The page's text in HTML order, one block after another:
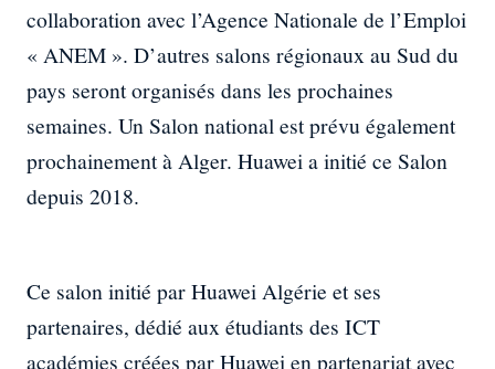
collaboration avec l’Agence Nationale de l’Emploi
« ANEM ». D’autres salons régionaux au Sud du
pays seront organisés dans les prochaines
semaines. Un Salon national est prévu également
prochainement à Alger. Huawei a initié ce Salon
depuis 2018.
Ce salon initié par Huawei Algérie et ses
partenaires, dédié aux étudiants des ICT
académies créées par Huawei en partenariat avec